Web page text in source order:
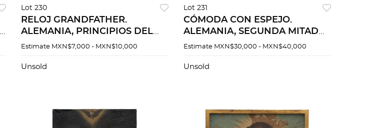
Lot 230
RELOJ GRANDFATHER.
ALEMANIA, PRINCIPIOS DEL
SIGLO XX. Elaborado en madera
de cuerda y péndulo con dos
Estimate MXN$7,000 - MXN$10,000
Unsold
Lot 231
CÓMODA CON ESPEJO.
ALEMANIA, SEGUNDA MITAD
DEL SIGLO XIX. Estilo
madera enchapada con luna
Estimate MXN$30,000 - MXN$40,000
Unsold